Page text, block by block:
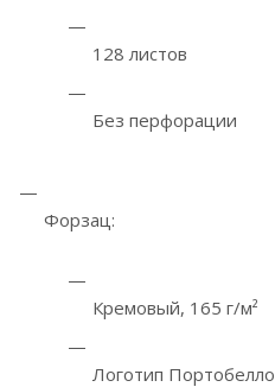
128 листов
Без перфорации
Форзац:
Кремовый, 165 г/м²
Логотип Портобелло